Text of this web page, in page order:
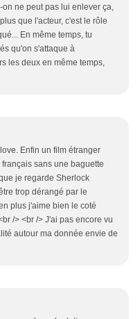
ne peut pas lui enlever ça,
que l'acteur, c'est le rôle
En même temps, tu
qu'on s'attaque à
les deux en même temps,
Enfin un film étranger
sans une baguette
je regarde Sherlock
trop dérangé par le
plus j'aime bien le coté
/> <br /> J'ai pas encore vu
autour ma donnée envie de